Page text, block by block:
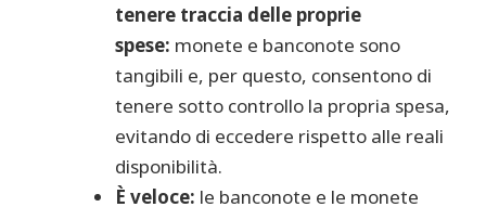
tenere traccia delle proprie
spese: monete e banconote sono
tangibili e, per questo, consentono di
tenere sotto controllo la propria spesa,
evitando di eccedere rispetto alle reali
disponibilità.
È veloce: le banconote e le monete